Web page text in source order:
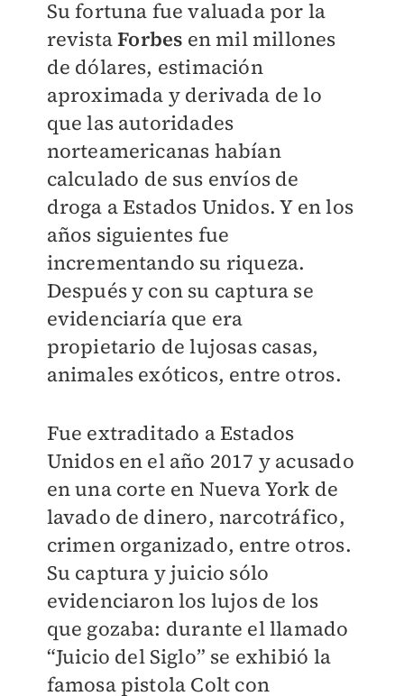
Su fortuna fue valuada por la
revistaForbes en mil millones
de dólares, estimación
aproximada y derivada de lo
que las autoridades
norteamericanas habían
calculado de sus envíos de
droga a Estados Unidos. Y en los
años siguientes fue
incrementando su riqueza.
Después y con su captura se
evidenciaría que era
propietario de lujosas casas,
animales exóticos, entre otros.
Fue extraditado a Estados
Unidos en el año 2017 y acusado
en una corte en Nueva York de
lavado de dinero, narcotráfico,
crimen organizado, entre otros.
Su captura y juicio sólo
evidenciaron los lujos de los
que gozaba: durante el llamado
“Juicio del Siglo” se exhibió la
famosa pistola Colt con